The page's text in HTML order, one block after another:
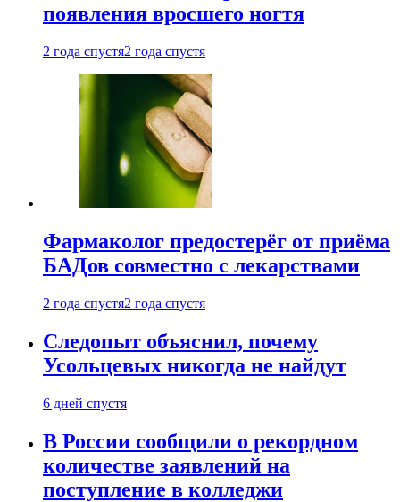
появления вросшего ногтя
2 года спустя2 года спустя
Фармаколог предостерёг от приёма
БАДов совместно с лекарствами
2 года спустя2 года спустя
Следопыт объяснил, почему
Усольцевых никогда не найдут
6 дней спустя
В России сообщили о рекордном
количестве заявлений на
поступление в колледжи